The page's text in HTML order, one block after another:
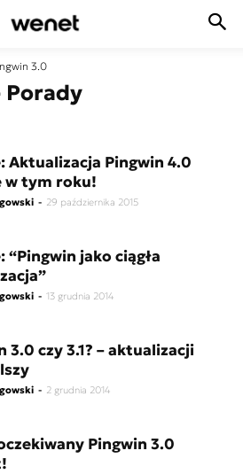
3.0
Porady
Aktualizacja Pingwin 4.0
w tym roku!
- 29 października 2015
“Pingwin jako ciągła
- 13 grudnia 2014
3.0 czy 3.1? – aktualizacji
- 2 grudnia 2014
Pingwin 3.0